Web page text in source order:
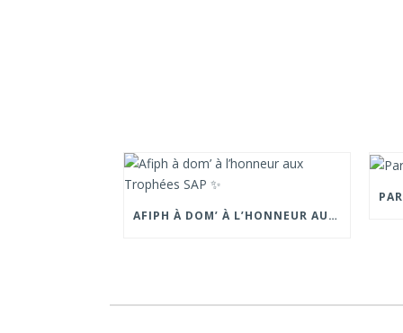
AFIPH À DOM’ À L’HONNEUR AUX TROPHÉES SAP ✨